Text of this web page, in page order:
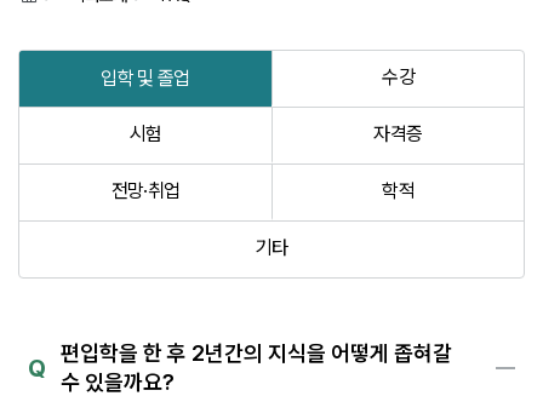
입학 및 졸업 수강
시험 자격증
전망·취업 학적
기타
Q
편입학을 한 후 2년간의 지식을 어떻게 좁혀갈
수 있을까요?